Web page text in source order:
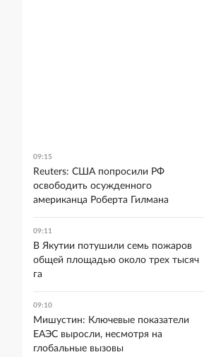
09:15
Reuters: США попросили РФ
освободить осужденного
американца Роберта Гилмана
09:11
В Якутии потушили семь пожаров
общей площадью около трех тысяч
га
09:10
Мишустин: Ключевые показатели
ЕАЭС выросли, несмотря на
глобальные вызовы